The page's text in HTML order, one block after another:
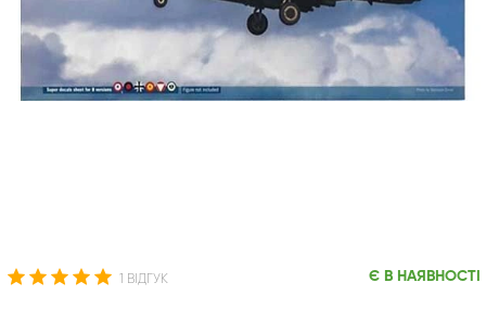
1 ВІДГУК Є В НАЯВНОСТІ